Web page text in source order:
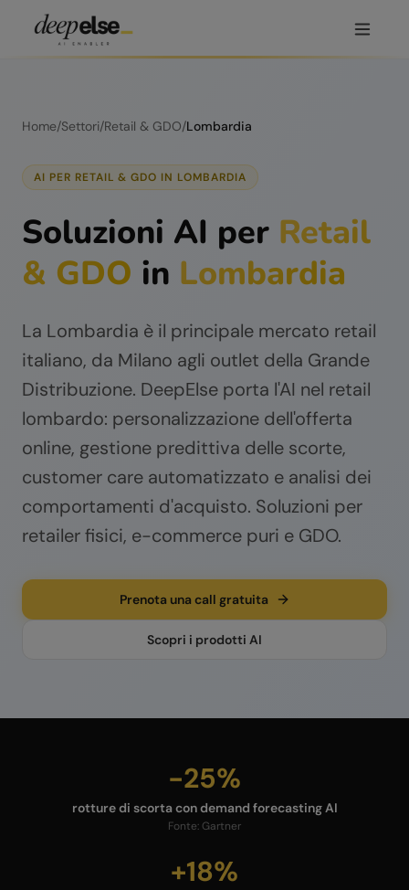
Home/Settori/Retail & GDO/Lombardia
AI PER RETAIL & GDO IN LOMBARDIA
Soluzioni AI per Retail
& GDO in Lombardia
La Lombardia è il principale mercato retail
italiano, da Milano agli outlet della Grande
Distribuzione. DeepElse porta l'AI nel retail
lombardo: personalizzazione dell'offerta
online, gestione predittiva delle scorte,
customer care automatizzato e analisi dei
comportamenti d'acquisto. Soluzioni per
retailer fisici, e-commerce puri e GDO.
Prenota una call gratuita
Scopri i prodotti AI
-25%
rotture di scorta con demand forecasting AI
Fonte: Gartner
+18%